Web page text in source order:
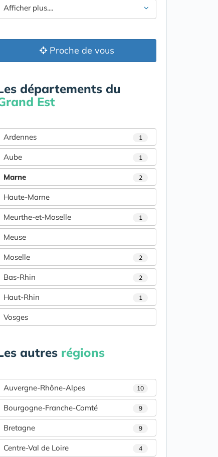
Afficher plus....
Proche de vous
départements du
Est
Ardennes 1
Aube 1
Marne 2
Haute-Marne
Meurthe-et-Moselle 1
Meuse
Moselle 2
Bas-Rhin 2
Haut-Rhin 1
Vosges
autres régions
Auvergne-Rhône-Alpes 10
Bourgogne-Franche-Comté 9
Bretagne 9
Centre-Val de Loire 4